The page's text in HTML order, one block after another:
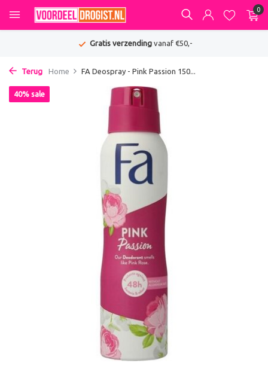
0
Gratis verzendingvanaf €50,-
Terug Home FA Deospray - Pink Passion 150...
40% sale